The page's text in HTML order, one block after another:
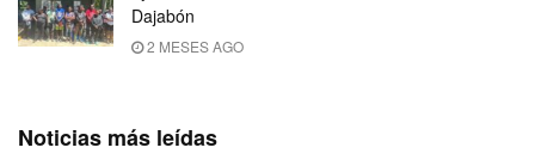
Dajabón
2 MESES AGO
Noticias más leídas